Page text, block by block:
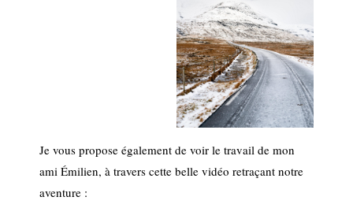
Je vous propose également de voir le travail de mon
ami Émilien, à travers cette belle vidéo retraçant notre
aventure :